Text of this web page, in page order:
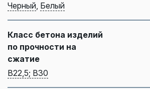
Черный, Белый
Класс бетона изделий
по прочности на
сжатие
B22,5; B30